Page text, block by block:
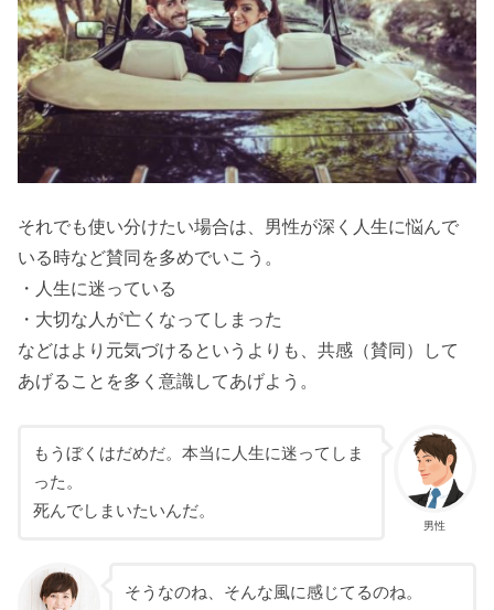
それでも使い分けたい場合は、男性が深く人生に悩んで
いる時など賛同を多めでいこう。
・人生に迷っている
・大切な人が亡くなってしまった
などはより元気づけるというよりも、共感（賛同）して
あげることを多く意識してあげよう。
男性
もうぼくはだめだ。本当に人生に迷ってしま
った。
死んでしまいたいんだ。
そうなのね、そんな風に感じてるのね。